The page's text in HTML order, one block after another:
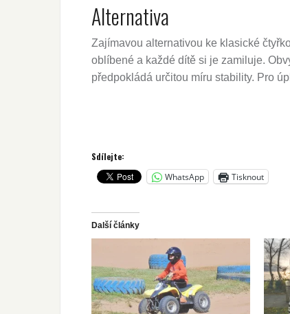
Alternativa
Zajímavou alternativou ke klasické
oblíbené a každé dítě si je zamiluje.
předpokládá určitou míru stability. Pro
Sdílejte:
WhatsApp
Tisknout
Další články